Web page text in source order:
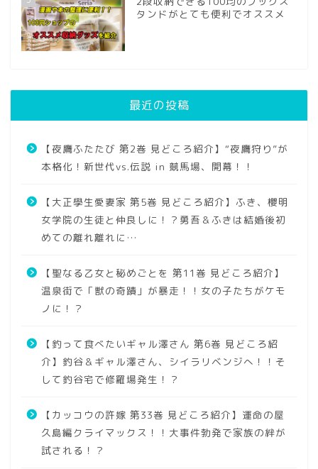
タンドがとても便利でオススメ
最近の投稿
【夜鷹ふたたび 第2巻 見どころ紹介】“夜鷹狩り”が
本格化！新世代vs.伝説 in 競馬場、開幕！！
【大正學生愛妻家 第5巻 見どころ紹介】ふき、櫻明
女学院の生徒と仲良しに！？勇吾＆ふきは結婚後初
めての離れ離れに…
【聖なる乙女と秘めごとを 第11巻 見どころ紹介】
温泉街で「獣の奇蹟」が暴走！！女の子たちがケモ
ノに！？
【釣って食べたいギャル澤さん 第6巻 見どころ紹
介】釣谷＆ギャル澤さん、シイラリベンジへ！！そ
して釣谷宅で修羅場発生！？
【カッコウの許嫁 第33巻 見どころ紹介】運命の屋
久島編クライマックス！！大事件勃発で家族の絆が
試される！？